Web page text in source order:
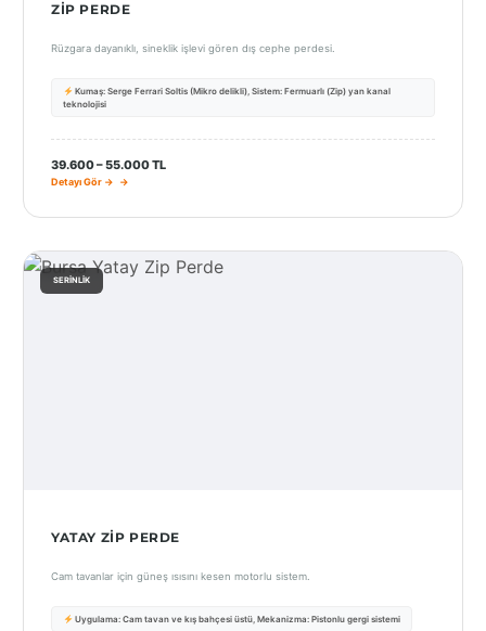
ZIP PERDE
Rüzgara dayanıklı, sineklik işlevi gören dış cephe perdesi.
Kumaş: Serge Ferrari Soltis (Mikro delikli), Sistem: Fermuarlı (Zip) yan kanal
teknolojisi
39.600 – 55.000 TL
Detayı Gör →
SERINLIK
YATAY ZIP PERDE
Cam tavanlar için güneş ısısını kesen motorlu sistem.
Uygulama: Cam tavan ve kış bahçesi üstü, Mekanizma: Pistonlu gergi sistemi